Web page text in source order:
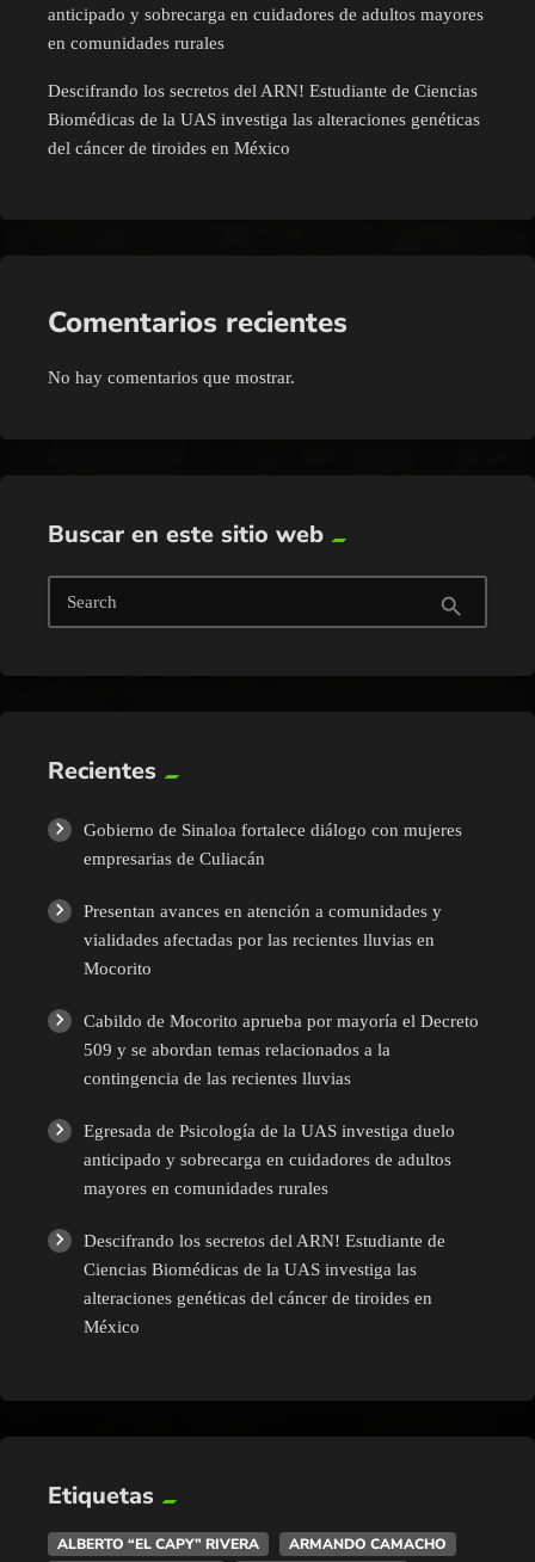
anticipado y sobrecarga en cuidadores de adultos mayores
en comunidades rurales
Descifrando los secretos del ARN! Estudiante de Ciencias
Biomédicas de la UAS investiga las alteraciones genéticas
del cáncer de tiroides en México
Comentarios recientes
No hay comentarios que mostrar.
Buscar en este sitio web
Search search
Recientes
Gobierno de Sinaloa fortalece diálogo con mujeres
empresarias de Culiacán
Presentan avances en atención a comunidades y
vialidades afectadas por las recientes lluvias en
Mocorito
Cabildo de Mocorito aprueba por mayoría el Decreto
509 y se abordan temas relacionados a la
contingencia de las recientes lluvias
Egresada de Psicología de la UAS investiga duelo
anticipado y sobrecarga en cuidadores de adultos
mayores en comunidades rurales
Descifrando los secretos del ARN! Estudiante de
Ciencias Biomédicas de la UAS investiga las
alteraciones genéticas del cáncer de tiroides en
México
Etiquetas
ALBERTO “EL CAPY” RIVERA
ARMANDO CAMACHO